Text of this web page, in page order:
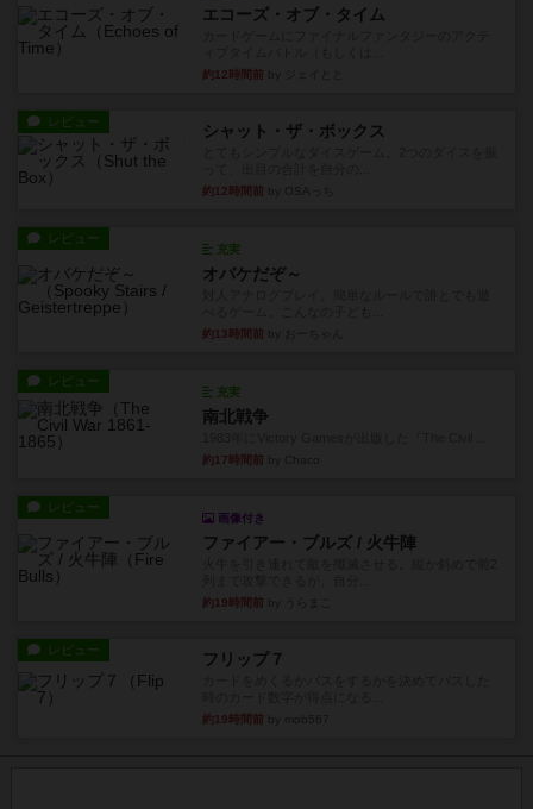
エコーズ・オブ・タイム
約12時間前
レビュー シャット・ザ・ボックス
約12時間前
レビュー
充実
オバケだぞ～
約13時間前
レビュー
充実
南北戦争
約17時間前
レビュー
画像付き
ファイアー・ブルズ / 火牛陣
約19時間前
レビュー フリップ７
約19時間前